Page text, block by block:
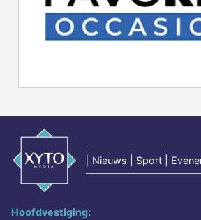
Nieuws | Sport |
Hoofdvestiging: